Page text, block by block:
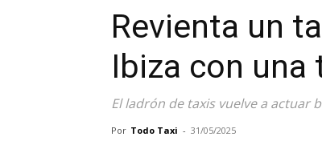
Revienta un
Ibiza con una
El ladrón de taxis vuelve a actuar
Por Todo Taxi - 31/05/2025